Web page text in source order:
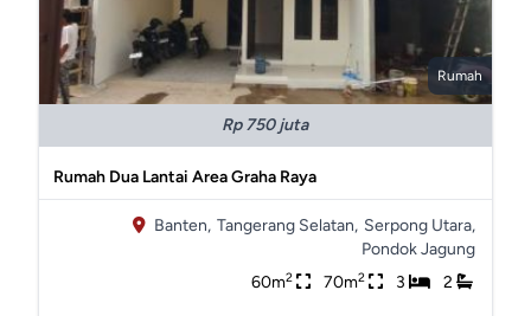
Rumah
Rp 750 juta
Rumah Dua Lantai Area Graha Raya
Banten, Tangerang Selatan, Serpong Utara,
Pondok Jagung
60m2 70m2 3 2